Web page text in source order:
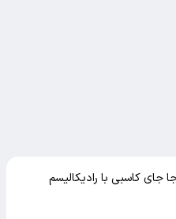
جای کاسبی با رادیکالیسم